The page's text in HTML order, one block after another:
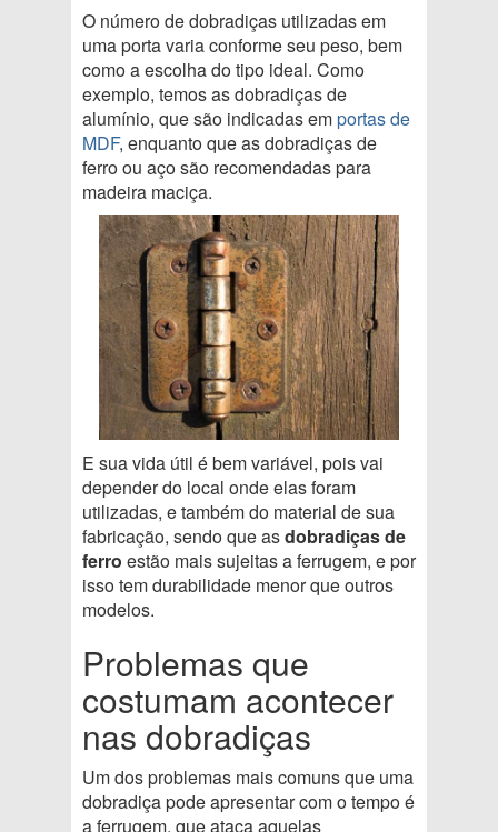
O número de dobradiças utilizadas em
uma porta varia conforme seu peso, bem
como a escolha do tipo ideal. Como
exemplo, temos as dobradiças de
alumínio, que são indicadas emportas de
MDF, enquanto que as dobradiças de
ferro ou aço são recomendadas para
madeira maciça.
E sua vida útil é bem variável, pois vai
depender do local onde elas foram
utilizadas, e também do material de sua
fabricação, sendo que asdobradiças de
ferro estão mais sujeitas a ferrugem, e por
isso tem durabilidade menor que outros
modelos.
Problemas que
costumam acontecer
nas dobradiças
Um dos problemas mais comuns que uma
dobradiça pode apresentar com o tempo é
a ferrugem, que ataca aquelas